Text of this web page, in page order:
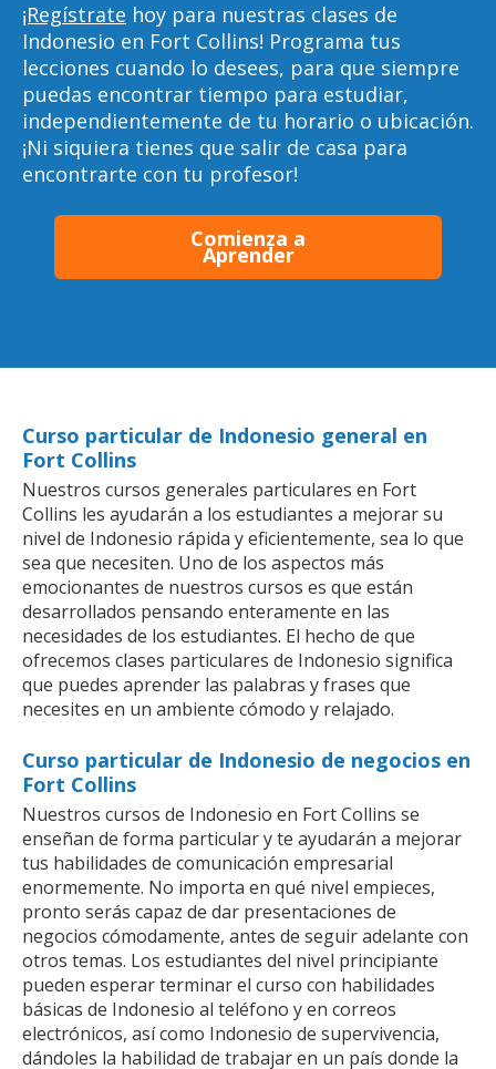
¡Regístrate hoy para nuestras clases de
Indonesio en Fort Collins! Programa tus
lecciones cuando lo desees, para que siempre
puedas encontrar tiempo para estudiar,
independientemente de tu horario o ubicación.
¡Ni siquiera tienes que salir de casa para
encontrarte con tu profesor!
Comienza a
Aprender
Curso particular de Indonesio general en
Fort Collins
Nuestros cursos generales particulares en Fort
Collins les ayudarán a los estudiantes a mejorar su
nivel de Indonesio rápida y eficientemente, sea lo que
sea que necesiten. Uno de los aspectos más
emocionantes de nuestros cursos es que están
desarrollados pensando enteramente en las
necesidades de los estudiantes. El hecho de que
ofrecemos clases particulares de Indonesio significa
que puedes aprender las palabras y frases que
necesites en un ambiente cómodo y relajado.
Curso particular de Indonesio de negocios en
Fort Collins
Nuestros cursos de Indonesio en Fort Collins se
enseñan de forma particular y te ayudarán a mejorar
tus habilidades de comunicación empresarial
enormemente. No importa en qué nivel empieces,
pronto serás capaz de dar presentaciones de
negocios cómodamente, antes de seguir adelante con
otros temas. Los estudiantes del nivel principiante
pueden esperar terminar el curso con habilidades
básicas de Indonesio al teléfono y en correos
electrónicos, así como Indonesio de supervivencia,
dándoles la habilidad de trabajar en un país donde la